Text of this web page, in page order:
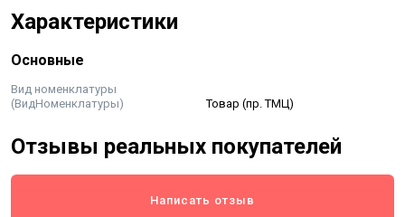
Характеристики
Основные
Вид номенклатуры
(ВидНоменклатуры)
Товар (пр. ТМЦ)
Отзывы реальных покупателей
Написать отзыв